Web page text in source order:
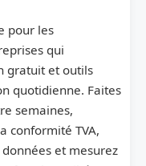
pour les
qui
gratuit et outils
quotidienne. Faites
semaines,
conformité TVA,
et mesurez